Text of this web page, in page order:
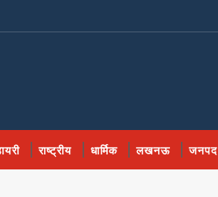
राष्ट्रीय धार्मिक लखनऊ जनपद